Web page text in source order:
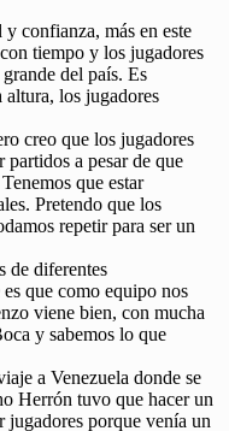
confianza, más en este
tiempo y los jugadores
del país. Es
altura, los jugadores
creo que los jugadores
partidos a pesar de que
que estar
Pretendo que los
repetir para ser un
de diferentes
que como equipo nos
viene bien, con mucha
y sabemos lo que
a Venezuela donde se
Herrón tuvo que hacer un
jugadores porque venía un